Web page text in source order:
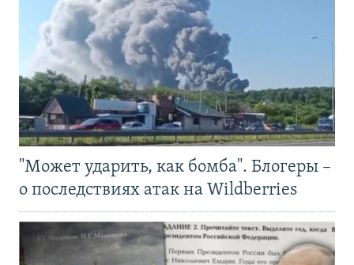
"Может ударить, как бомба". Блогеры –
о последствиях атак на Wildberries